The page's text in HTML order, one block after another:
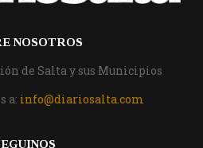
NOSOTROS
de Salta y sus Municipios
a: info@diariosalta.com